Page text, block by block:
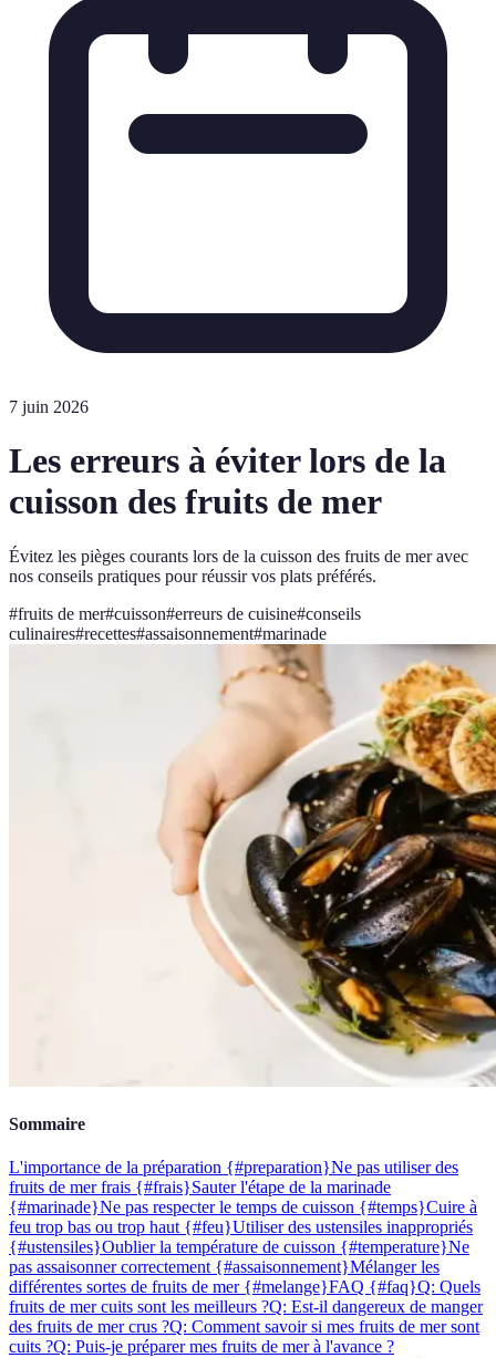
7 juin 2026
Les erreurs à éviter lors de la
cuisson des fruits de mer
Évitez les pièges courants lors de la cuisson des fruits de mer avec
nos conseils pratiques pour réussir vos plats préférés.
#fruits de mer#cuisson#erreurs de cuisine#conseils
culinaires#recettes#assaisonnement#marinade
Sommaire
L'importance de la préparation {#preparation}Ne pas utiliser des
fruits de mer frais {#frais}Sauter l'étape de la marinade
{#marinade}Ne pas respecter le temps de cuisson {#temps}Cuire à
feu trop bas ou trop haut {#feu}Utiliser des ustensiles inappropriés
{#ustensiles}Oublier la température de cuisson {#temperature}Ne
pas assaisonner correctement {#assaisonnement}Mélanger les
différentes sortes de fruits de mer {#melange}FAQ {#faq}Q: Quels
fruits de mer cuits sont les meilleurs ?Q: Est-il dangereux de manger
des fruits de mer crus ?Q: Comment savoir si mes fruits de mer sont
cuits ?Q: Puis-je préparer mes fruits de mer à l'avance ?